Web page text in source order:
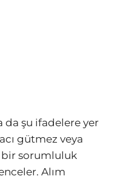
şu ifadelere yer
gütmez veya
bir sorumluluk
Alım